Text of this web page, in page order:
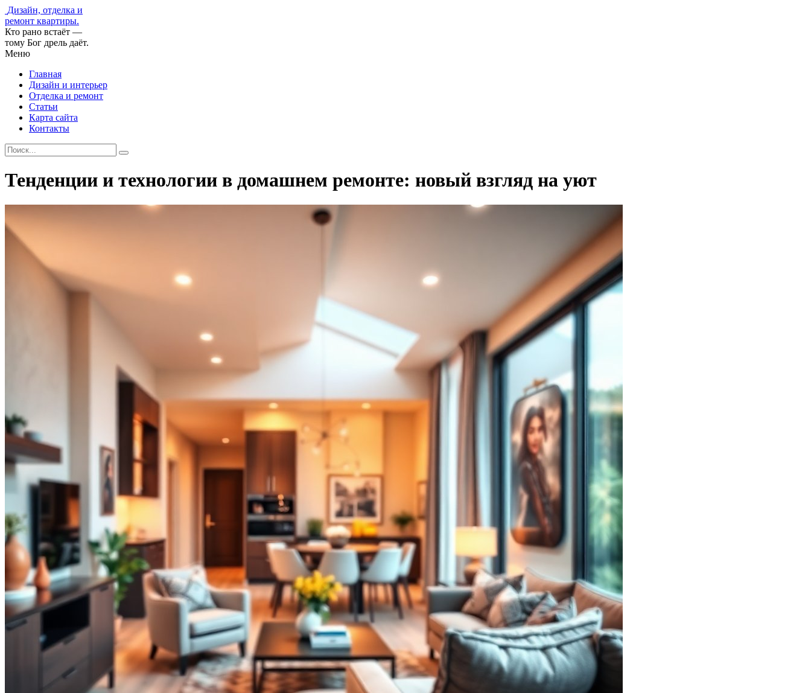
Дизайн, отделка и
ремонт квартиры.
Кто рано встаёт —
тому Бог дрель даёт.
Меню
Главная
Дизайн и интерьер
Отделка и ремонт
Статьи
Карта сайта
Контакты
Тенденции и технологии в домашнем ремонте: новый взгляд на уют